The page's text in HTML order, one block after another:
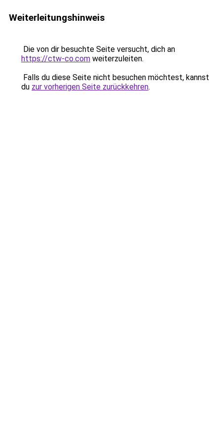
Weiterleitungshinweis
Die von dir besuchte Seite versucht, dich an
https://ctw-co.com weiterzuleiten.
Falls du diese Seite nicht besuchen möchtest, kannst
du zur vorherigen Seite zurückkehren.